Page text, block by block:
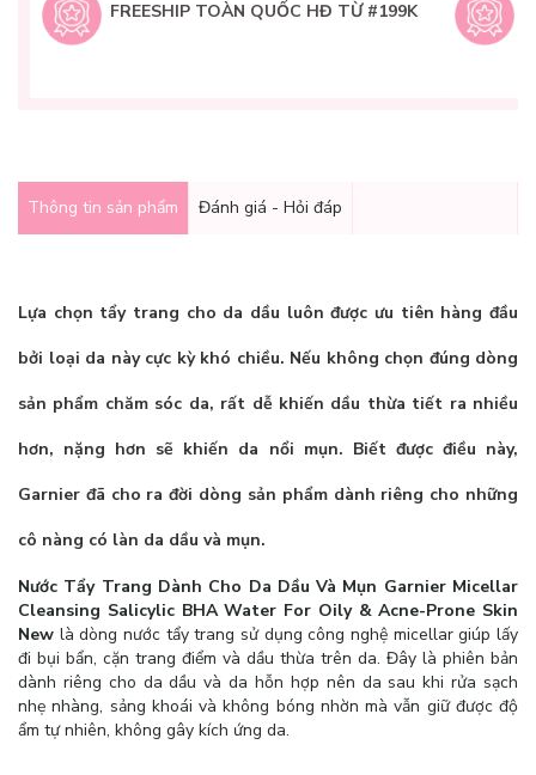
FREESHIP TOÀN QUỐC HĐ TỪ #199K
Thông tin sản phẩm Đánh giá - Hỏi đáp
Lựa chọn tẩy trang cho da dầu luôn được ưu tiên hàng đầu
bởi loại da này cực kỳ khó chiều. Nếu không chọn đúng dòng
sản phẩm chăm sóc da, rất dễ khiến dầu thừa tiết ra nhiều
hơn, nặng hơn sẽ khiến da nổi mụn. Biết được điều này,
Garnier đã cho ra đời dòng sản phẩm dành riêng cho những
cô nàng có làn da dầu và mụn.
Nước Tẩy Trang Dành Cho Da Dầu Và Mụn Garnier Micellar
Cleansing Salicylic BHA Water For Oily & Acne-Prone Skin
New là dòng nước tẩy trang sử dụng công nghệ micellar giúp lấy
đi bụi bẩn, cặn trang điểm và dầu thừa trên da. Đây là phiên bản
dành riêng cho da dầu và da hỗn hợp nên da sau khi rửa sạch
nhẹ nhàng, sảng khoái và không bóng nhờn mà vẫn giữ được độ
ẩm tự nhiên, không gây kích ứng da.